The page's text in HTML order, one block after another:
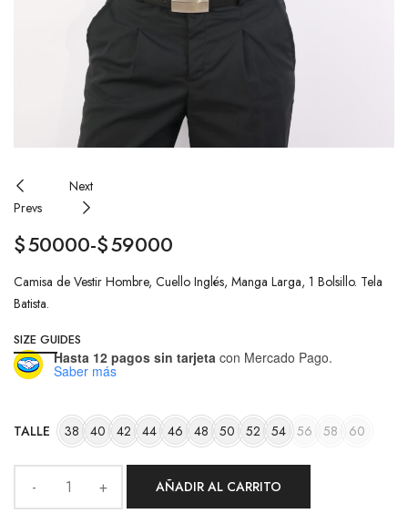
Prevs
Next
$50000-$59000
Camisa de Vestir Hombre, Cuello Inglés, Manga Larga, 1 Bolsillo. Tela
Batista.
SIZE GUIDES
Hasta 12 pagos sin tarjeta con Mercado Pago.
Saber más
TALLE 38 40 42 44 46 48 50 52 54 56 58 60
AÑADIR AL CARRITO